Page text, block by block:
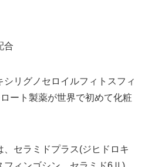
合
リグノセロイルフィトスフィ
ート製薬が世界で初めて化粧
セラミドプラス(ジヒドロキ